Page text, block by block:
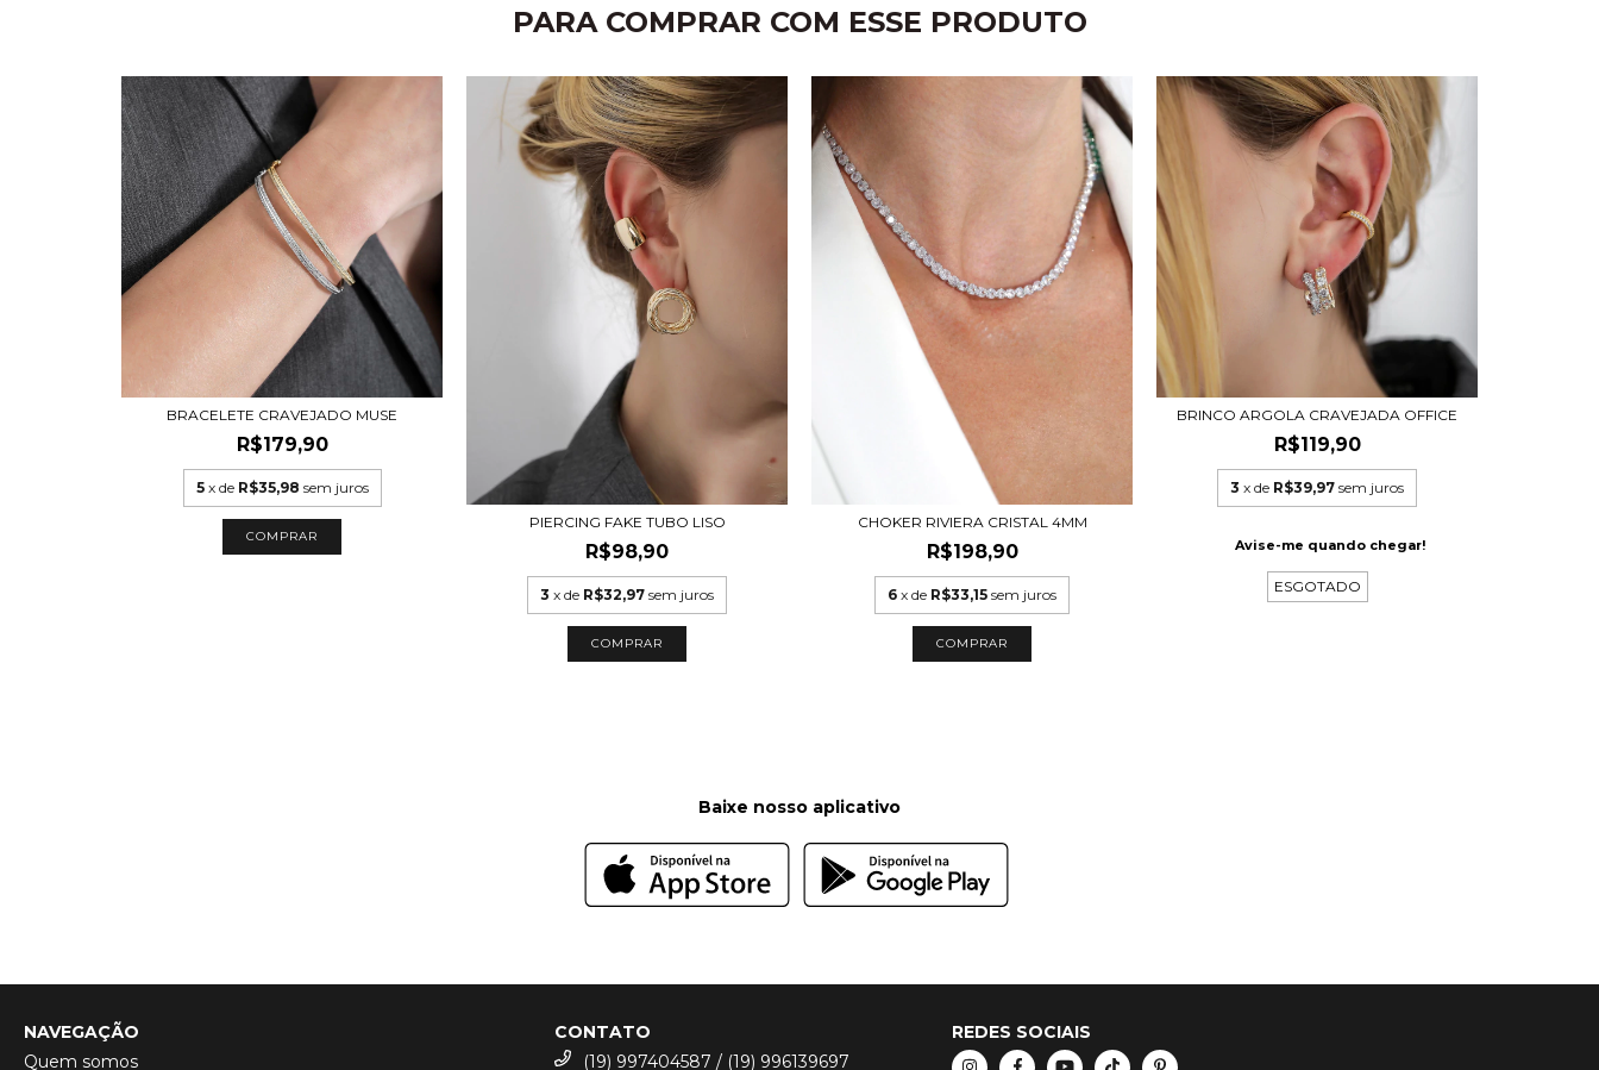
PARA COMPRAR COM ESSE PRODUTO
BRACELETE CRAVEJADO MUSE
R$179,90
5 x de R$35,98 sem juros
COMPRAR
PIERCING FAKE TUBO LISO
R$98,90
3 x de R$32,97 sem juros
COMPRAR
CHOKER RIVIERA CRISTAL 4MM
R$198,90
6 x de R$33,15 sem juros
COMPRAR
BRINCO ARGOLA CRAVEJADA OFFICE
R$119,90
3 x de R$39,97 sem juros
Avise-me quando chegar!
ESGOTADO
Baixe nosso aplicativo
NAVEGAÇÃO
Quem somos
CONTATO
(19) 997404587 / (19) 996139697
REDES SOCIAIS